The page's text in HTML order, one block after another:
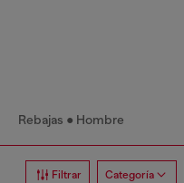
Rebajas Hombre
Filtrar Categoría